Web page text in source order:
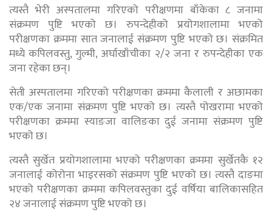
त्यस्तै भेरी अस्पतालमा गरिएको परीक्षणमा बाँकेका ८ जनामा
संक्रमण पुष्टि भएको छ। रुपन्देहीको प्रयोगशालामा भएको
परीक्षणका क्रममा सात जनालाई संक्रमण पुष्टि भएको छ। संक्रमित
मध्ये कपिलवस्तु, गुल्मी, अर्घाखाँचीका २/२ जना र रुपन्देहीका एक
जना रहेका छन्।
सेती अस्पतालमा गरिएको परीक्षणका क्रममा कैलाली र अछामका
एक/एक जनामा संक्रमण पुष्टि भएको छ। त्यस्तै पोखरामा भएको
परीक्षणका क्रममा स्याङजा वालिङका दुई जनामा संक्रमण पुष्टि
भएको छ।
त्यस्तै सुर्खेत प्रयोगशालामा भएको परीक्षणका क्रममा सुर्खेतकै १२
जनालाई कोरोना भाइरसको संक्रमण पुष्टि भएको छ। त्यस्तै दाङमा
भएको परीक्षणका क्रममा कपिलवस्तुका दुई वर्षिया बालिकासहित
२४ जनालाई संक्रमण पुष्टि भएको छ।